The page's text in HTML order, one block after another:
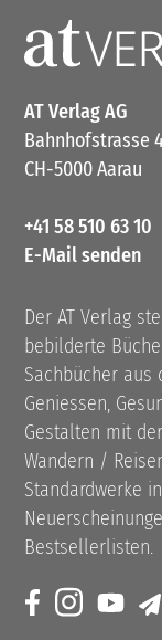
AT Verlag AG
Bahnhofstrasse
CH-5000 Aarau
+41 58 510 63 10
E-Mail senden
Der AT Verlag
bebilderte
Sachbücher aus
Geniessen,
Gestalten mit
Wandern /
Standardwerke
Bestsellerlisten.